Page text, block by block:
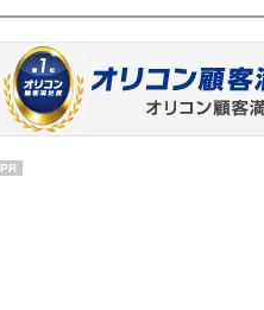
PR